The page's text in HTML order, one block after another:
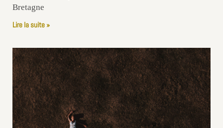
Bretagne
Lire la suite »